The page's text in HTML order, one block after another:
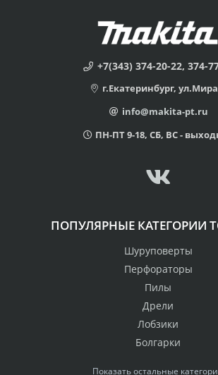
+7(343) 374-20-22, 374-
г.Екатеринбург,
info@makita-pt.ru
ПН-ПТ 9-18, СБ, ВС -
ПОПУЛЯРНЫЕ КАТЕГОРИИ
Шуруповерты
Перфораторы
Пилы
Дрели
Лобзики
Болгарки
Показать остальные